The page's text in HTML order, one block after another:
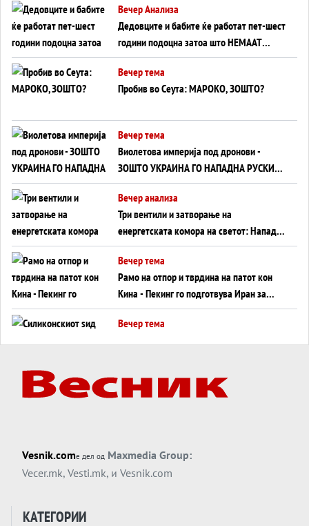
Вечер Анализа
Дедовците и бабите ќе работат пет-шест
години подоцна затоа што НЕМААТ
ВНУЦИ ДА ГИ ЗАМЕНАТ
Вечер тема
Пробив во Сеута: МАРОКО, ЗОШТО?
Вечер тема
Виолетова империја под дронови -
ЗОШТО УКРАИНА ГО НАПАДНА РУСКИОТ
WILDBERRIES
Вечер анализа
Три вентили и затворање на
енергетската комора на светот: Нападот
во Суец најавува глобален енергетски
инфаркт?
Вечер тема
Рамо на отпор и тврдина на патот кон
Кина - Пекинг го подготвува Иран за
американска копнена инвазија
Вечер тема
Вечер тема
Трамп тврди дека повторно „разговара“
Вечер тема
ДЛАБОКО УДОЛУ: Сметководствените
трикови што го соборија ЕНРОН ги
Vesnik.comе дел од Maxmedia Group:
Vecer.mk, Vesti.mk, и Vesnik.com
КАТЕГОРИИ